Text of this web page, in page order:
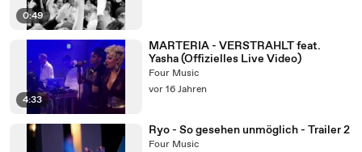
0:49
4:33
MARTERIA - VERSTRAHLT feat.
Yasha (Offizielles Live Video)
Four Music
vor 16 Jahren
Ryo - So gesehen unmöglich - Trailer 2
Four Music